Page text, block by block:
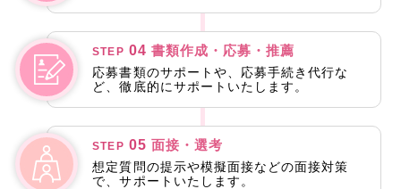
STEP 04 書類作成・応募・推薦
応募書類のサポートや、応募手続き代行な
ど、徹底的にサポートいたします。
STEP 05 面接・選考
想定質問の提示や模擬面接などの面接対策
で、サポートいたします。